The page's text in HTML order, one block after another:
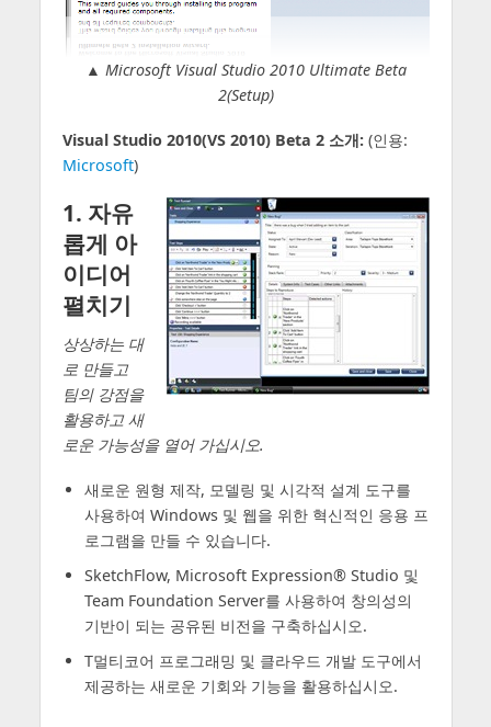
▲ Microsoft Visual Studio 2010 Ultimate Beta
2(Setup)
Visual Studio 2010(VS 2010) Beta 2 소개:(인용:
Microsoft)
1. 자유
롭게 아
이디어
펼치기
상상하는 대
로 만들고
팀의 강점을
활용하고 새
로운 가능성을 열어 가십시오.
새로운 원형 제작, 모델링 및 시각적 설계 도구를
사용하여 Windows 및 웹을 위한 혁신적인 응용 프
로그램을 만들 수 있습니다.
SketchFlow, Microsoft Expression® Studio 및
Team Foundation Server를 사용하여 창의성의
기반이 되는 공유된 비전을 구축하십시오.
T멀티코어 프로그래밍 및 클라우드 개발 도구에서
제공하는 새로운 기회와 기능을 활용하십시오.